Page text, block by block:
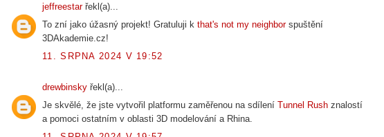
jeffreestarřekl(a)...
To zní jako úžasný projekt! Gratuluji k that's not my neighborspuštění
3DAkademie.cz!
11. SRPNA 2024 V 19:52
drewbinsky řekl(a)...
Je skvělé, že jste vytvořil platformu zaměřenou na sdílení Tunnel Rush znalostí
a pomoci ostatním v oblasti 3D modelování a Rhina.